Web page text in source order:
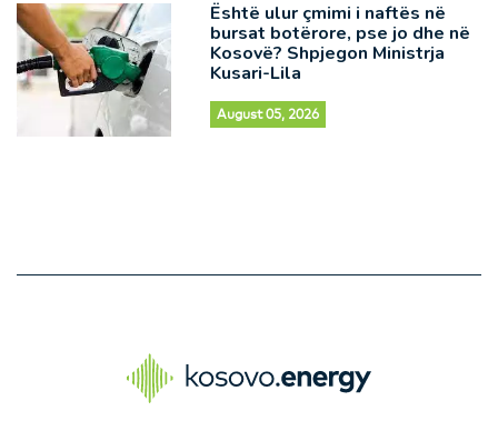
Është ulur çmimi i naftës në
bursat botërore, pse jo dhe në
Kosovë? Shpjegon Ministrja
Kusari-Lila
August 05, 2026